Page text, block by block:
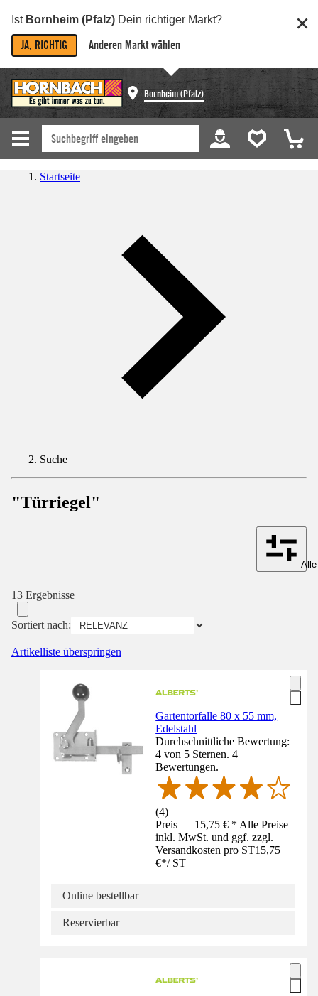
Ist Bornheim (Pfalz) Dein richtiger Markt?
JA, RICHTIG Anderen Markt wählen
Bornheim (Pfalz)
Startseite
Suche
"Türriegel"
13 Ergebnisse
Sortiert nach:
Artikelliste überspringen
Gartentorfalle 80 x 55 mm,
Edelstahl
Durchschnittliche Bewertung:
4 von 5 Sternen. 4
Bewertungen.
(4)
Preis — 15,75 € * Alle Preise
inkl. MwSt. und ggf. zzgl.
Versandkosten pro ST15,75
€*/ ST
Online bestellbar
Reservierbar